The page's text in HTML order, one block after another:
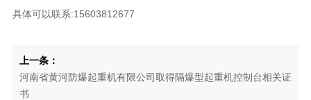
具体可以联系:15603812677
上一条：
河南省黄河防爆起重机有限公司取得隔爆型起重机控制台相关证
书